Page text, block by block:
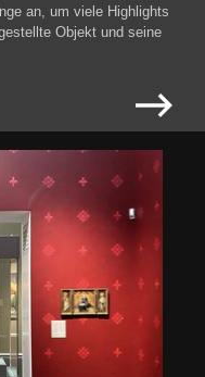
an, um viele Highlights
Objekt und seine